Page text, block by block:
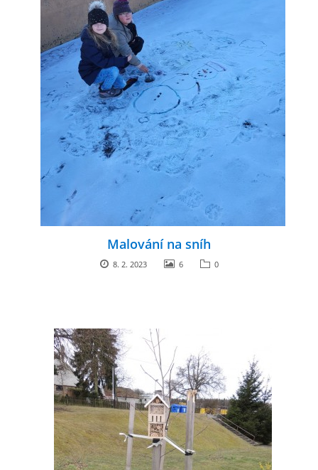
Malování na sníh
8. 2. 2023 6 0